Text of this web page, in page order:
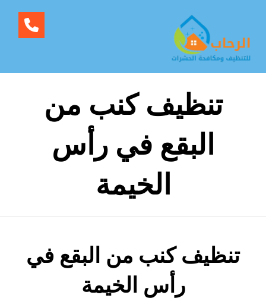
تنظيف كنب من
البقع في رأس
الخيمة
تنظيف كنب من البقع في
رأس الخيمة